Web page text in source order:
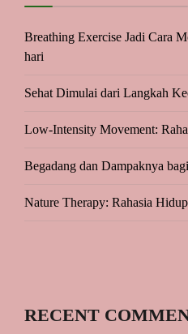
Breathing Exercise Jadi Cara
hari
Sehat Dimulai dari Langkah
Low-Intensity Movement:
Begadang dan Dampaknya
Nature Therapy: Rahasia
RECENT